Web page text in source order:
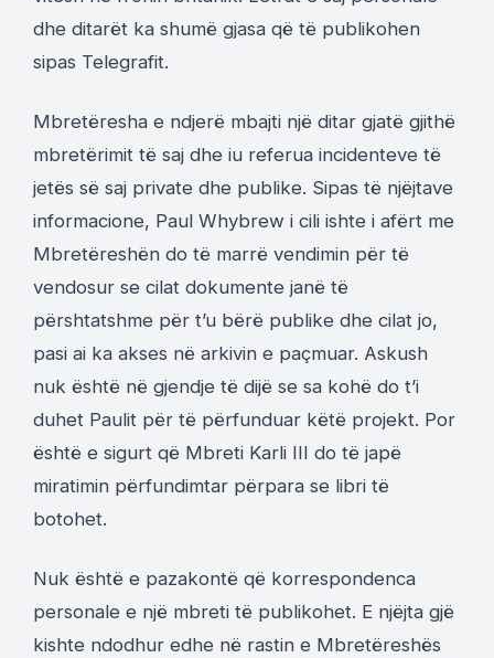
dhe ditarët ka shumë gjasa që të publikohen
sipas Telegrafit.
Mbretëresha e ndjerë mbajti një ditar gjatë gjithë
mbretërimit të saj dhe iu referua incidenteve të
jetës së saj private dhe publike. Sipas të njëjtave
informacione, Paul Whybrew i cili ishte i afërt me
Mbretëreshën do të marrë vendimin për të
vendosur se cilat dokumente janë të
përshtatshme për t’u bërë publike dhe cilat jo,
pasi ai ka akses në arkivin e paçmuar. Askush
nuk është në gjendje të dijë se sa kohë do t’i
duhet Paulit për të përfunduar këtë projekt. Por
është e sigurt që Mbreti Karli III do të japë
miratimin përfundimtar përpara se libri të
botohet.
Nuk është e pazakontë që korrespondenca
personale e një mbreti të publikohet. E njëjta gjë
kishte ndodhur edhe në rastin e Mbretëreshës